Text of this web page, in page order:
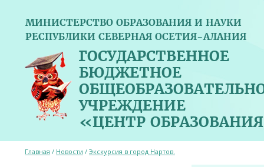
МИНИСТЕРСТВО ОБРАЗОВАНИЯ И НАУКИ
РЕСПУБЛИКИ СЕВЕРНАЯ ОСЕТИЯ-АЛАНИЯ
ГОСУДАРСТВЕННОЕ
БЮДЖЕТНОЕ
УЧРЕЖДЕНИЕ
«ЦЕНТР
Главная / Новости / Экскурсия в город Нартов.